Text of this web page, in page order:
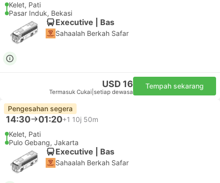
Kelet, Pati
Pasar Induk, Bekasi
Executive | Bas
Sahaalah Berkah Safar
USD 16
Termasuk Cukai setiap dewasa
Tempah sekarang
Pengesahan segera
14:30 01:20+1 10j 50m
Kelet, Pati
Pulo Gebang, Jakarta
Executive | Bas
Sahaalah Berkah Safar